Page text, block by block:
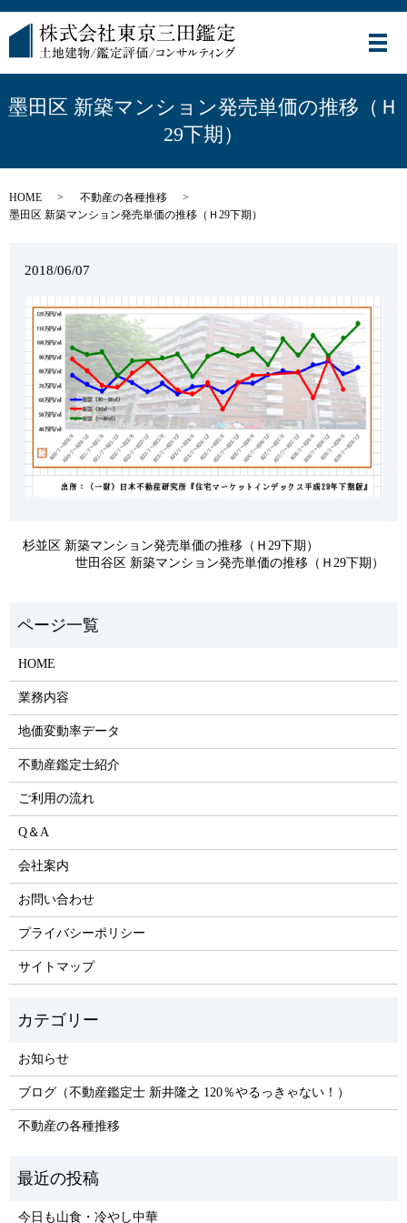
メ
墨田区 新築マンション発売単価の推移（Ｈ
29下期）
HOME
不動産の各種推移
墨田区 新築マンション発売単価の推移（Ｈ29下期）
2018/06/07
杉並区 新築マンション発売単価の推移（Ｈ29下期）
世田谷区 新築マンション発売単価の推移（Ｈ29下期）
HOME
業務内容
地価変動率データ
不動産鑑定士紹介
ご利用の流れ
Q＆A
会社案内
お問い合わせ
プライバシーポリシー
サイトマップ
お知らせ
ブログ（不動産鑑定士 新井隆之 120％やるっきゃない！）
不動産の各種推移
今日も山食・冷やし中華